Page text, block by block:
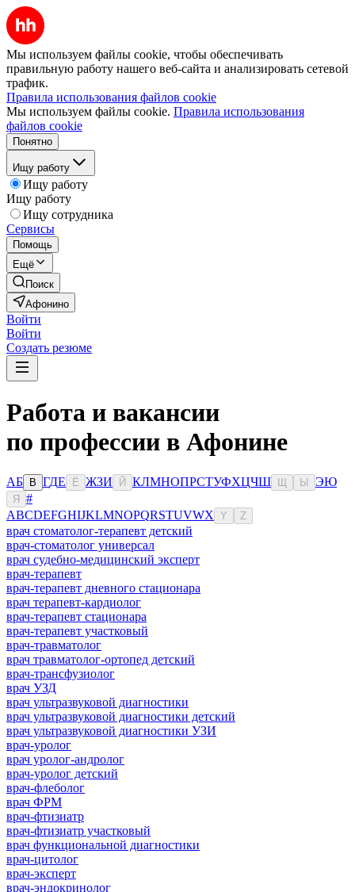
Мы используем файлы cookie, чтобы обеспечивать
правильную работу нашего веб-сайта и анализировать сетевой
трафик.
Правила использования файлов cookie
Мы используем файлы cookie. Правила использования
файлов cookie
Понятно
Ищу работу
Ищу работу
Ищу работу
Ищу сотрудника
Сервисы
Помощь
Ещё
Поиск
Афонино
Войти
Войти
Создать резюме
Работа и вакансии
по профессии в Афонине
АБ В ГДЕ Ё ЖЗИ Й КЛМНОПРСТУФХЦЧШ Ы ЭЮ
Я
#
ABCDEFGHIJKLMNOPQRSTUVWX Y Z
врач стоматолог-терапевт детский
врач-стоматолог универсал
врач судебно-медицинский эксперт
врач-терапевт
врач-терапевт дневного стационара
врач терапевт-кардиолог
врач-терапевт стационара
врач-терапевт участковый
врач-травматолог
врач травматолог-ортопед детский
врач-трансфузиолог
врач УЗД
врач ультразвуковой диагностики
врач ультразвуковой диагностики детский
врач ультразвуковой диагностики УЗИ
врач-уролог
врач уролог-андролог
врач-уролог детский
врач-флеболог
врач ФРМ
врач-фтизиатр
врач-фтизиатр участковый
врач функциональной диагностики
врач-цитолог
врач-эксперт
врач-эндокринолог